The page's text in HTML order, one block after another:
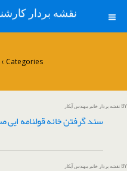
نقشه بردار
Categories ›
BY نقشه بردار خانم مهندس آبکار
سند گرفتن خانه قولنامه ایی
BY نقشه بردار خانم مهندس آبکار